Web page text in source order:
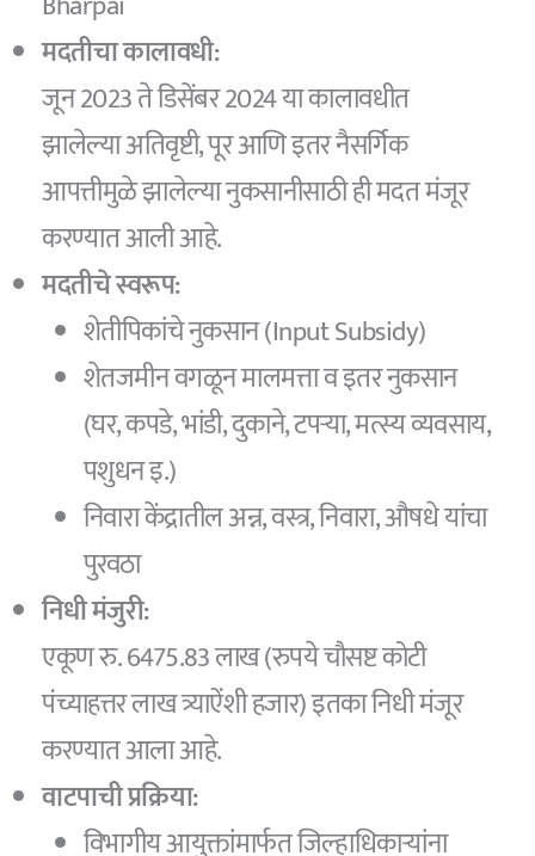
मदतीचा कालावधी:
जून 2023 ते डिसेंबर 2024 या कालावधीत
झालेल्या अतिवृष्टी, पूर आणि इतर नैसर्गिक
आपत्तीमुळे झालेल्या नुकसानीसाठी ही मदत मंजूर
करण्यात आली आहे.
मदतीचे स्वरूप:
शेतीपिकांचे नुकसान (Input Subsidy)
शेतजमीन वगळून मालमत्ता व इतर नुकसान
(घर, कपडे, भांडी, दुकाने, टपऱ्या, मत्स्य व्यवसाय,
पशुधन इ.)
निवारा केंद्रातील अन्न, वस्त्र, निवारा, औषधे यांचा
पुरवठा
निधी मंजुरी:
एकूण रु. 6475.83 लाख (रुपये चौसष्ट कोटी
पंच्याहत्तर लाख त्र्याऐंशी हजार) इतका निधी मंजूर
करण्यात आला आहे.
वाटपाची प्रक्रिया:
विभागीय आयुक्तांमार्फत जिल्हाधिकाऱ्यांना